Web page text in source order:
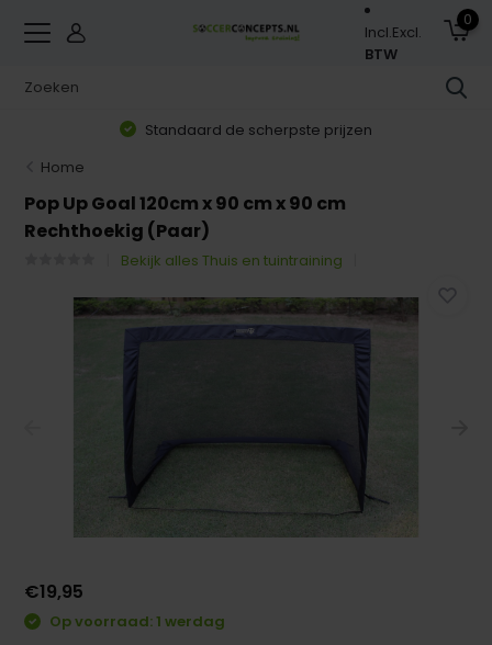
Incl.Excl.
BTW
0
Standaard de scherpste prijzen
Home
Pop Up Goal 120cm x 90 cm x 90 cm
Rechthoekig (Paar)
Bekijk alles Thuis en tuintraining
€19,95
Op voorraad: 1 werdag